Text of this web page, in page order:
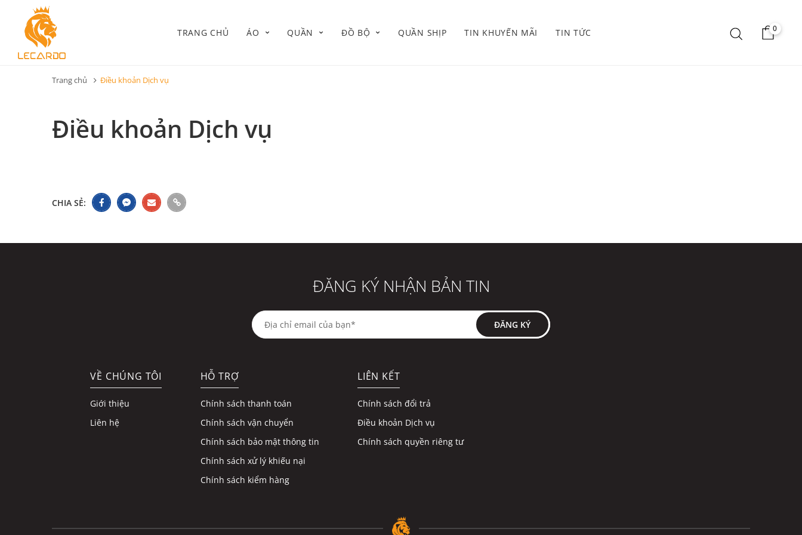
TRANG CHỦ ÁO QUẦN ĐỒ BỘ QUẦN SHỊP TIN KHUYẾN MÃI TIN TỨC 0
Trang chủ Điều khoản Dịch vụ
Điều khoản Dịch vụ
CHIA SẺ:
ĐĂNG KÝ NHẬN BẢN TIN
ĐĂNG KÝ
VỀ CHÚNG TÔI
Giới thiệu
Liên hệ
HỖ TRỢ
Chính sách thanh toán
Chính sách vận chuyển
Chính sách bảo mật thông tin
Chính sách xử lý khiếu nại
Chính sách kiểm hàng
LIÊN KẾT
Chính sách đổi trả
Điều khoản Dịch vụ
Chính sách quyền riêng tư